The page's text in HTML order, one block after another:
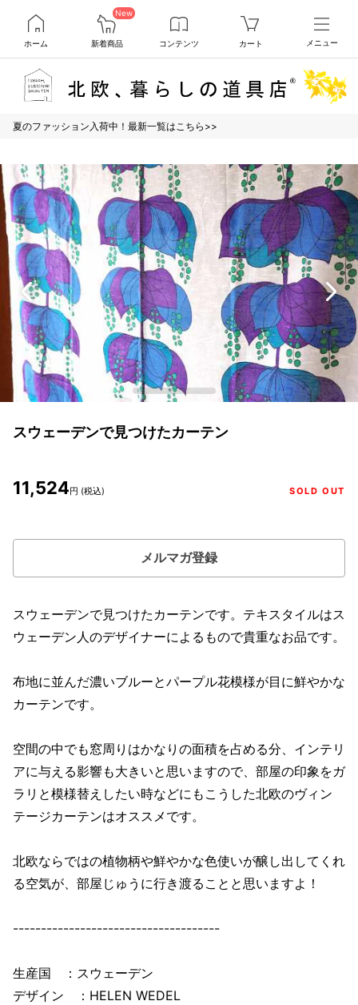
ホーム
New
新着商品 コンテンツ カート メニュー
夏のファッション入荷中！最新一覧はこちら>>
スウェーデンで見つけたカーテン
11,524円 (税込) SOLD OUT
メルマガ登録
スウェーデンで見つけたカーテンです。テキスタイルはス
ウェーデン人のデザイナーによるもので貴重なお品です。
布地に並んだ濃いブルーとパープル花模様が目に鮮やかな
カーテンです。
空間の中でも窓周りはかなりの面積を占める分、インテリ
アに与える影響も大きいと思いますので、部屋の印象をガ
ラリと模様替えしたい時などにもこうした北欧のヴィン
テージカーテンはオススメです。
北欧ならではの植物柄や鮮やかな色使いが醸し出してくれ
る空気が、部屋じゅうに行き渡ることと思いますよ！
-------------------------------------
生産国 ：スウェーデン
デザイン ： HELEN WEDEL